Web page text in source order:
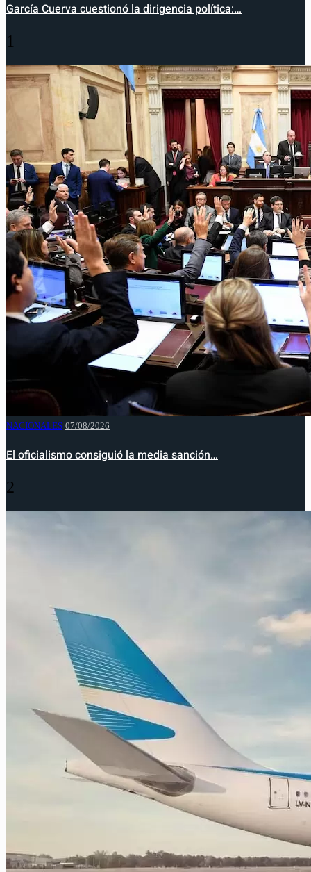
García Cuerva cuestionó la dirigencia política:…
1
NACIONALES 07/08/2026
El oficialismo consiguió la media sanción…
2